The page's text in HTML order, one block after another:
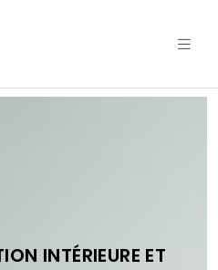
INTÉRIEURE ET